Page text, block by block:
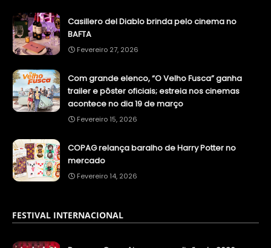
Casillero del Diablo brinda pelo cinema no
BAFTA
Fevereiro 27, 2026
Com grande elenco, “O Velho Fusca” ganha
trailer e pôster oficiais; estreia nos cinemas
acontece no dia 19 de março
Fevereiro 15, 2026
COPAG relança baralho de Harry Potter no
mercado
Fevereiro 14, 2026
FESTIVAL INTERNACIONAL